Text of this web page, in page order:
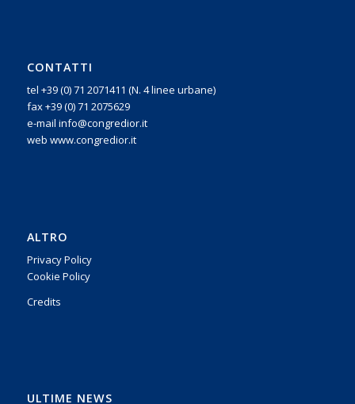
CONTATTI
tel +39 (0) 71 2071411 (N. 4 linee urbane)
fax +39 (0) 71 2075629
e-mail info@congredior.it
web www.congredior.it
ALTRO
Privacy Policy
Cookie Policy
Credits
ULTIME NEWS